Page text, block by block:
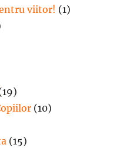
viitor! (1)
(10)
(15)